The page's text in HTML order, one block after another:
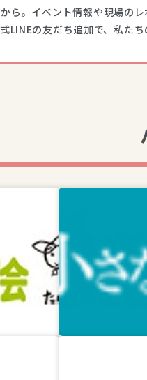
ら。イベント情報や現場の
LINEの友だち追加で、私たち